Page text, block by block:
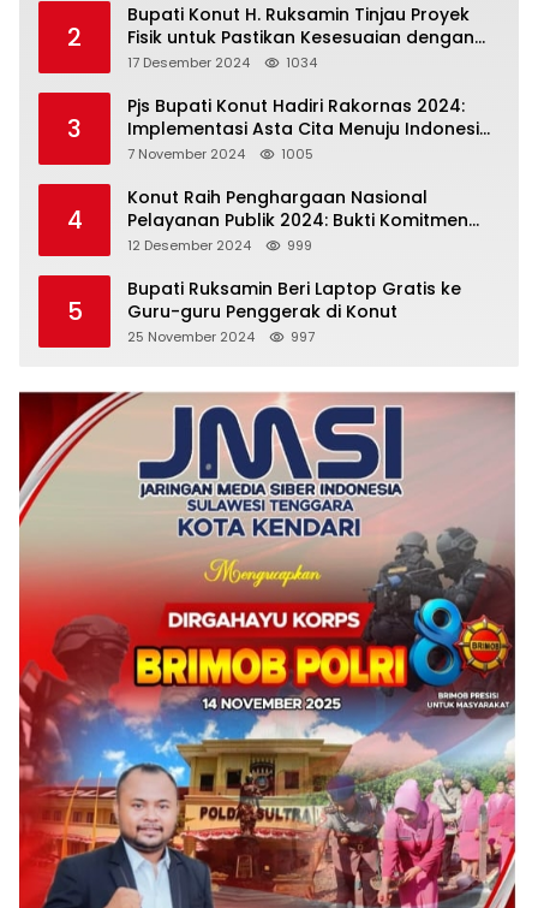
2
Bupati Konut H. Ruksamin Tinjau Proyek
Fisik untuk Pastikan Kesesuaian dengan
Perencanaan
17 Desember 2024 1034
3
Pjs Bupati Konut Hadiri Rakornas 2024:
Implementasi Asta Cita Menuju Indonesia
Emas
7 November 2024 1005
4
Konut Raih Penghargaan Nasional
Pelayanan Publik 2024: Bukti Komitmen
Menuju Pelayanan Prima
12 Desember 2024 999
5
Bupati Ruksamin Beri Laptop Gratis ke
Guru-guru Penggerak di Konut
25 November 2024 997